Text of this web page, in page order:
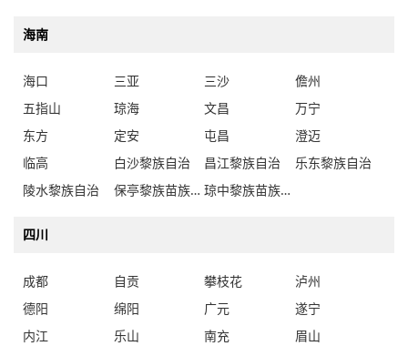
海南
海口 三亚 三沙
儋州
五指山
琼海 文昌
万宁
东方
定安 屯昌
澄迈
临高
白沙黎族自治 昌江黎族自治
乐东黎族自治
陵水黎族自治
保亭黎族苗族自治 琼中黎族苗族自治
四川
成都 自贡 攀枝花
泸州
德阳
绵阳 广元
遂宁
内江
乐山 南充
眉山